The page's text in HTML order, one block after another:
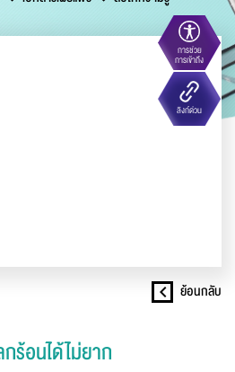
การช่วย
การเข้าถึง
ลิงก์ด่วน
ย้อนกลับ
ร้อนได้ไม่ยาก